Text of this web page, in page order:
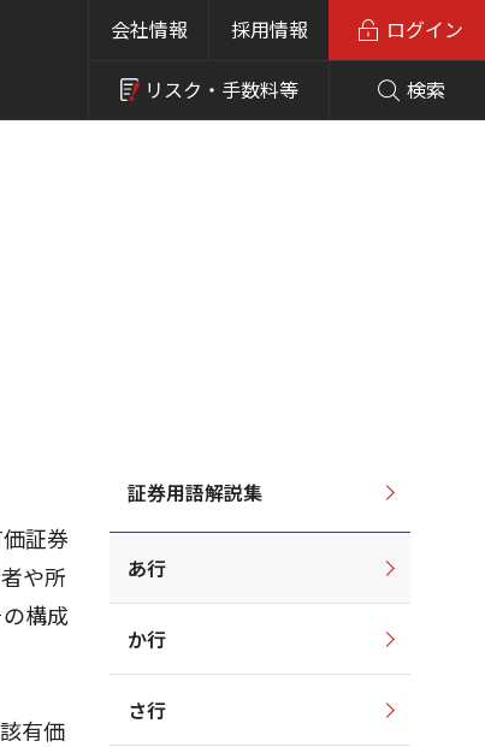
会社情報 採用情報
リスク・ 手数料等 検索
ログイン
証券
や所
構成
有価
証券用語解説集
あ行
か行
さ行